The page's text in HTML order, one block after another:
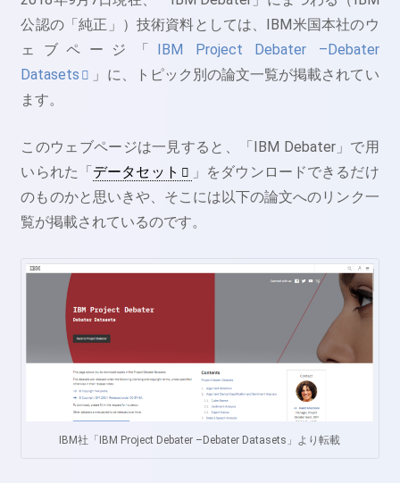
公認の「純正」）技術資料としては、IBM米国本社のウ
ェブページ「 IBM Project Debater –Debater
Datasets
」に、トピック別の論文一覧が掲載されてい
ます。
このウェブページは一見すると、「IBM Debater」で用
いられた「 データセット
」をダウンロードできるだけ
のものかと思いきや、そこには以下の論文へのリンク一
覧が掲載されているのです。
IBM社「IBM Project Debater –Debater Datasets」より転載